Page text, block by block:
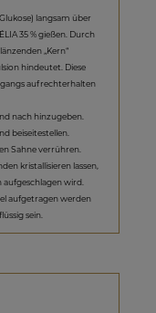
langsam über
35 % gießen. Durch
„Kern“
hindeutet. Diese
aufrechterhalten
nach hinzugeben.
beiseitestellen.
Sahne verrühren.
kristallisieren lassen,
aufgeschlagen wird.
aufgetragen werden
sein.